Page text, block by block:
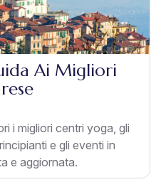
Ai Migliori
i migliori centri yoga, gli
e gli eventi in
e aggiornata.